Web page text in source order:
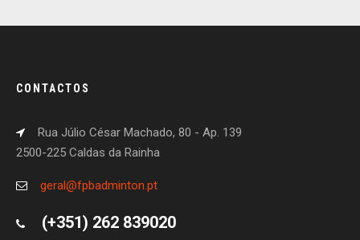
CONTACTOS
Rua Júlio César Machado, 80 - Ap. 139
2500-225 Caldas da Rainha
geral@fpbadminton.pt
(+351) 262 839020